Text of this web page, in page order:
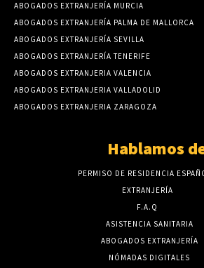
ABOGADOS EXTRANJERÍA MURCIA
ABOGADOS EXTRANJERÍA PALMA DE MALLORCA
ABOGADOS EXTRANJERÍA SEVILLA
ABOGADOS EXTRANJERÍA TENERIFE
ABOGADOS EXTRANJERIA VALENCIA
ABOGADOS EXTRANJERIA VALLADOLID
ABOGADOS EXTRANJERIA ZARAGOZA
Hablamos
PERMISO DE RESIDENCIA
EXTRANJERÍA
F.A.Q
ASISTENCIA SANITARIA
ABOGADOS EXTRANJERÍA
NÓMADAS DIGITALES